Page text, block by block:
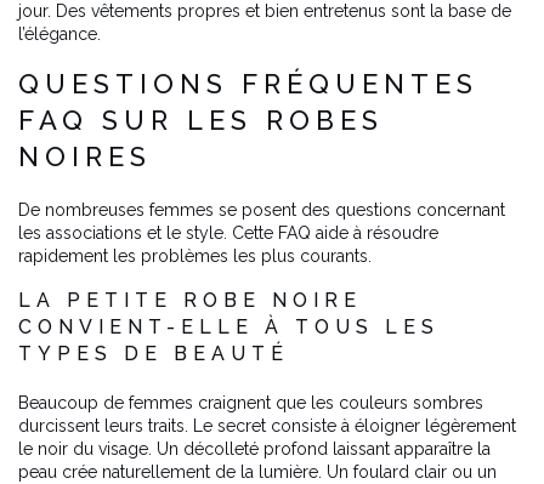
jour. Des vêtements propres et bien entretenus sont la base de
l’élégance.
QUESTIONS FRÉQUENTES
FAQ SUR LES ROBES
NOIRES
De nombreuses femmes se posent des questions concernant
les associations et le style. Cette FAQ aide à résoudre
rapidement les problèmes les plus courants.
LA PETITE ROBE NOIRE
CONVIENT-ELLE À TOUS LES
TYPES DE BEAUTÉ
Beaucoup de femmes craignent que les couleurs sombres
durcissent leurs traits. Le secret consiste à éloigner légèrement
le noir du visage. Un décolleté profond laissant apparaître la
peau crée naturellement de la lumière. Un foulard clair ou un